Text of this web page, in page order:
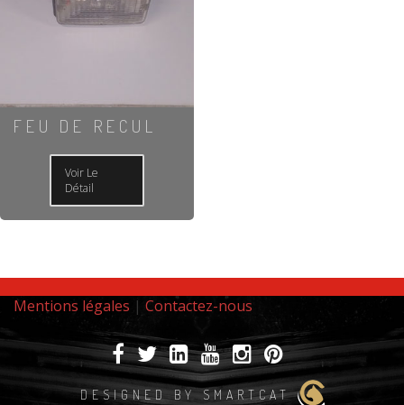
FEU DE RECUL
Voir Le
Détail
Mentions légales | Contactez-nous
DESIGNED BY SMARTCAT